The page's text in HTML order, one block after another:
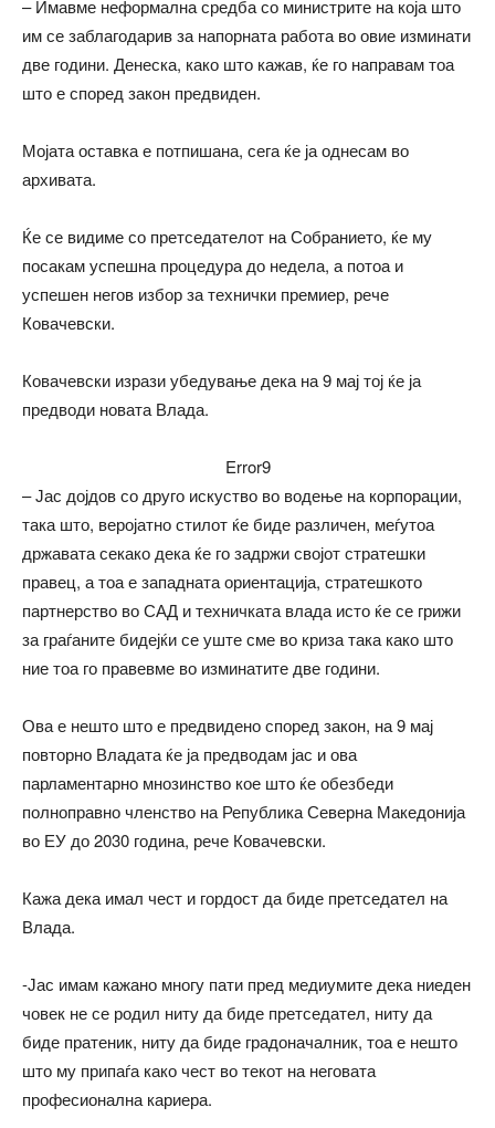
– Имавме неформална средба со министрите на која што
им се заблагодарив за напорната работа во овие изминати
две години. Денеска, како што кажав, ќе го направам тоа
што е според закон предвиден.
Мојата оставка е потпишана, сега ќе ја однесам во
архивата.
Ќе се видиме со претседателот на Собранието, ќе му
посакам успешна процедура до недела, а потоа и
успешен негов избор за технички премиер, рече
Ковачевски.
Ковачевски изрази убедување дека на 9 мај тој ќе ја
предводи новата Влада.
Error9
– Јас дојдов со друго искуство во водење на корпорации,
така што, веројатно стилот ќе биде различен, меѓутоа
државата секако дека ќе го задржи својот стратешки
правец, а тоа е западната ориентација, стратешкото
партнерство во САД и техничката влада исто ќе се грижи
за граѓаните бидејќи се уште сме во криза така како што
ние тоа го правевме во изминатите две години.
Ова е нешто што е предвидено според закон, на 9 мај
повторно Владата ќе ја предводам јас и ова
парламентарно мнозинство кое што ќе обезбеди
полноправно членство на Република Северна Македонија
во ЕУ до 2030 година, рече Ковачевски.
Кажа дека имал чест и гордост да биде претседател на
Влада.
-Јас имам кажано многу пати пред медиумите дека ниеден
човек не се родил ниту да биде претседател, ниту да
биде пратеник, ниту да биде градоначалник, тоа е нешто
што му припаѓа како чест во текот на неговата
професионална кариера.